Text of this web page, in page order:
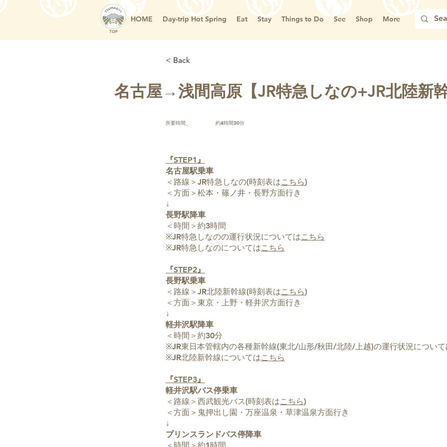
HOME Day-trip Hot Spring Eat Stay Things to Do See Shop More
TOP
< Back
名古屋→浅間高原【JR特急しなの+JR北陸新
所要時間_ 約4時間30分
『STEP1』
名古屋駅乗車
＜路線＞JR特急しなの(時刻表はこちら)
＜方面＞松本・篠ノ井・長野方面行き
↓
長野駅降車
＜時間＞約3時間
※JR特急しなのの運行状況についてはこちら
※JR特急しなのについてはこちら
『STEP2』
長野駅乗車
＜路線＞JR北陸新幹線(時刻表はこちら)
＜方面＞東京・上野・軽井沢方面行き
↓
軽井沢駅降車
＜時間＞約30分
※JR東日本管轄内の各種新幹線(東北/山形/秋田/北陸/上越)の運行状況について
※JR北陸新幹線についてはこちら
『STEP3』
軽井沢駅バス停乗車
＜路線＞西武観光バス(時刻表はこちら)
＜方面＞鬼押出し園・万座温泉・草津温泉方面行き
↓
プリンスランドバス停降車